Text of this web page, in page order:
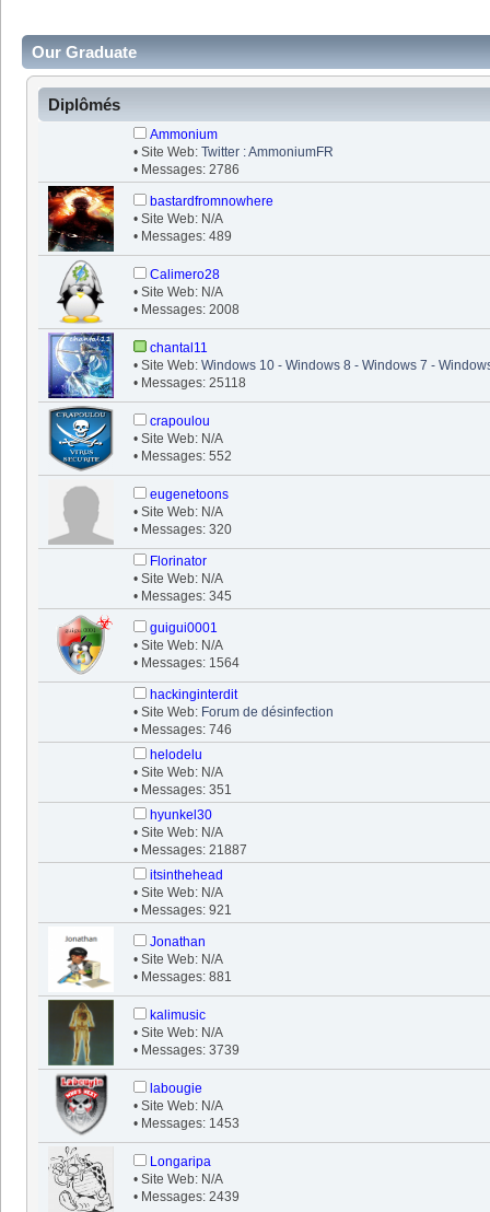
Our Graduate
Diplômés
Ammonium
• Site Web: Twitter : AmmoniumFR
• Messages: 2786
bastardfromnowhere
• Site Web: N/A
• Messages: 489
Calimero28
• Site Web: N/A
• Messages: 2008
chantal11
• Site Web: Windows 10 - Windows 8 - Windows 7 -
• Messages: 25118
crapoulou
• Site Web: N/A
• Messages: 552
eugenetoons
• Site Web: N/A
• Messages: 320
Florinator
• Site Web: N/A
• Messages: 345
guigui0001
• Site Web: N/A
• Messages: 1564
hackinginterdit
• Site Web: Forum de désinfection
• Messages: 746
helodelu
• Site Web: N/A
• Messages: 351
hyunkel30
• Site Web: N/A
• Messages: 21887
itsinthehead
• Site Web: N/A
• Messages: 921
Jonathan
• Site Web: N/A
• Messages: 881
kalimusic
• Site Web: N/A
• Messages: 3739
labougie
• Site Web: N/A
• Messages: 1453
Longaripa
• Site Web: N/A
• Messages: 2439